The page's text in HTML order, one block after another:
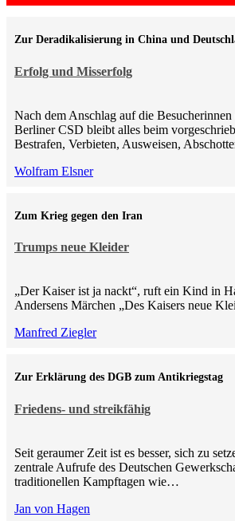
Erfolg und Misserfolg
Zur Deradikalisierung in China und
Nach dem Anschlag auf die Besucherinnen
Berliner CSD bleibt alles beim
Bestrafen, Verbieten, Ausweisen,
Wolfram Elsner
Trumps neue Kleider
Zum Krieg gegen den Iran
„Der Kaiser ist ja nackt“, ruft ein Kind in
Andersens Märchen „Des Kaisers neue
Manfred Ziegler
Friedens- und streikfähig
Zur Erklärung des DGB zum Antikriegstag
Seit geraumer Zeit ist es besser, sich zu
zentrale Aufrufe des Deutschen
traditionellen Kampftagen wie…
Jan von Hagen